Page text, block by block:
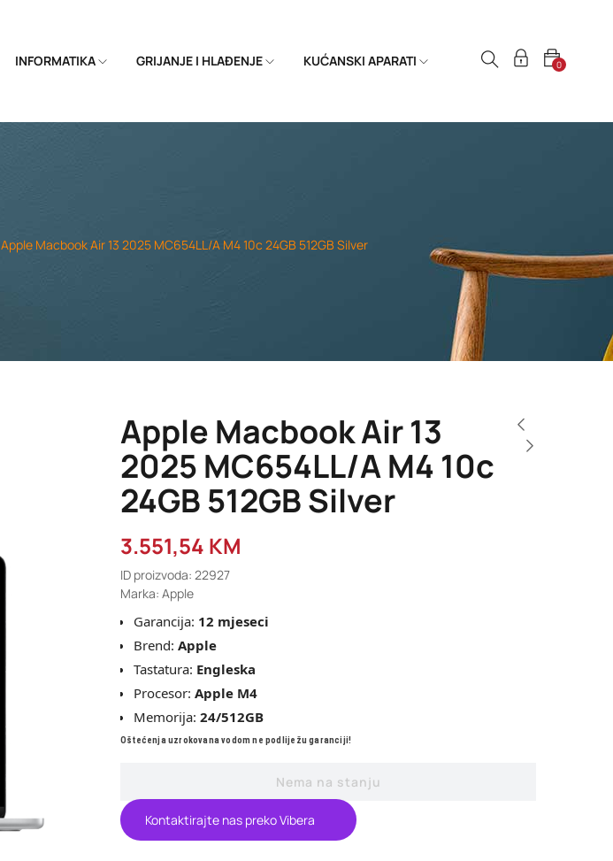
INFORMATIKA GRIJANJE I HLAĐENJE KUĆANSKI APARATI 0
Apple Macbook Air 13 2025 MC654LL/A M4 10c 24GB 512GB Silver
Apple Macbook Air 13
2025 MC654LL/A M4 10c
24GB 512GB Silver
3.551,54 KM
ID proizvoda: 22927
Marka: Apple
Garancija: 12 mjeseci
Brend: Apple
Tastatura: Engleska
Procesor: Apple M4
Memorija: 24/512GB
Oštećenja uzrokovana vodom ne podliježu garanciji!
Nema na stanju
Kontaktirajte nas preko Vibera